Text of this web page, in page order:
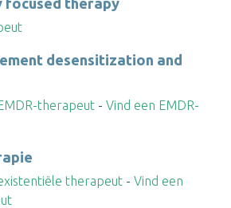
focused therapy
desensitization and
therapeut - Vind een EMDR-
therapeut - Vind een